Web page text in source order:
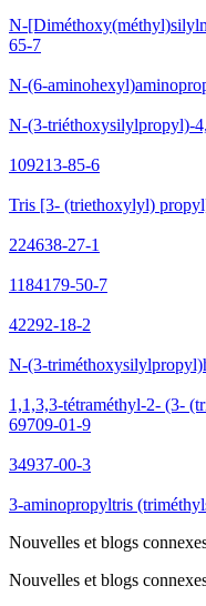
N-
65-7
N-(6-
N-(3-triéthoxysilylpropyl)-
109213-85-6
Tris [3- (triethoxylyl)
224638-27-1
1184179-50-7
42292-18-2
N-(3-
1,1,3,3-tétraméthyl-2- (3-
69709-01-9
34937-00-3
3-aminopropyltris
Nouvelles et blogs
Nouvelles et blogs